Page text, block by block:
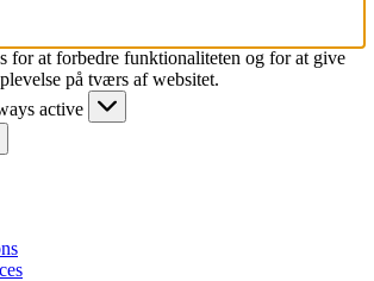
for at forbedre funktionaliteten og for at give
på tværs af websitet.
active